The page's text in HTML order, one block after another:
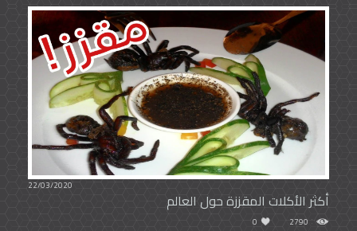
22/03/2020
أكثر الأكلات المقززة حول العالم
2790
0